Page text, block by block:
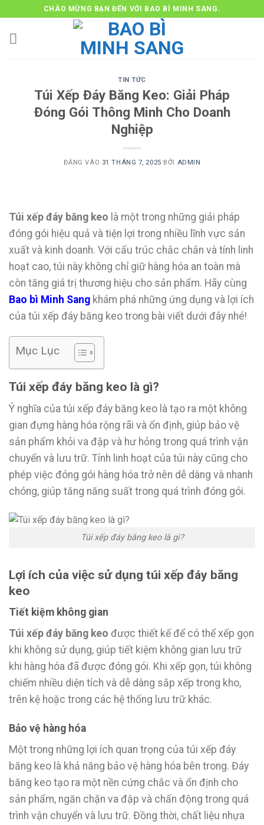
qua
nội
CHÀO MỪNG BẠN ĐẾN VỚI BAO BÌ MINH SANG.
TIN TỨC
Túi Xếp Đáy Băng Keo: Giải Pháp
Đóng Gói Thông Minh Cho Doanh
Nghiệp
ĐĂNG VÀO 31 THÁNG 7, 2025 BỞI ADMIN
Túi xếp đáy băng keo là một trong những giải pháp
đóng gói hiệu quả và tiện lợi trong nhiều lĩnh vực sản
xuất và kinh doanh. Với cấu trúc chắc chắn và tính linh
hoạt cao, túi này không chỉ giữ hàng hóa an toàn mà
còn tăng giá trị thương hiệu cho sản phẩm. Hãy cùng
Bao bì Minh Sang khám phá những ứng dụng và lợi ích
của túi xếp đáy băng keo trong bài viết dưới đây nhé!
Mục Lục
Túi xếp đáy băng keo là gì?
Ý nghĩa của túi xếp đáy băng keo là tạo ra một không
gian đựng hàng hóa rộng rãi và ổn định, giúp bảo vệ
sản phẩm khỏi va đập và hư hỏng trong quá trình vận
chuyển và lưu trữ. Tính linh hoạt của túi này cũng cho
phép việc đóng gói hàng hóa trở nên dễ dàng và nhanh
chóng, giúp tăng năng suất trong quá trình đóng gói.
Túi xếp đáy băng keo là gì?
Lợi ích của việc sử dụng túi xếp đáy băng
keo
Tiết kiệm không gian
Túi xếp đáy băng keo được thiết kế để có thể xếp gọn
khi không sử dụng, giúp tiết kiệm không gian lưu trữ
khi hàng hóa đã được đóng gói. Khi xếp gọn, túi không
chiếm nhiều diện tích và dễ dàng sắp xếp trong kho,
trên kệ hoặc trong các hệ thống lưu trữ khác.
Bảo vệ hàng hóa
Một trong những lợi ích quan trọng của túi xếp đáy
băng keo là khả năng bảo vệ hàng hóa bên trong. Đáy
băng keo tạo ra một nền cứng chắc và ổn định cho
sản phẩm, ngăn chặn va đập và chấn động trong quá
trình vận chuyển và lưu trữ. Đồng thời, chất liệu nhựa